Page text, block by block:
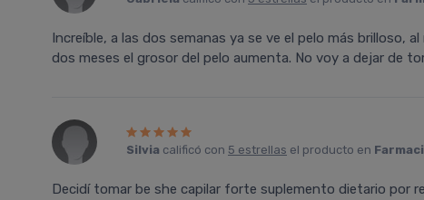
Increíble, a las dos semanas ya se ve el pelo más brilloso,
dos meses el grosor del pelo aumenta. No voy a dejar de
Silvia calificó con 5 estrellas el producto en
Decidí tomar be she capilar forte suplemento dietario por